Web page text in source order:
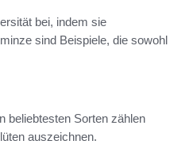
bei, indem sie
sind Beispiele, die sowohl
beliebtesten Sorten zählen
auszeichnen.